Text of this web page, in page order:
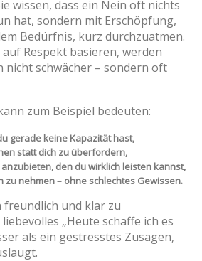
wissen, dass ein Nein oft nichts
hat, sondern mit Erschöpfung,
Bedürfnis, kurz durchzuatmen.
Respekt basieren, werden
nicht schwächer – sondern oft
zum Beispiel bedeuten:
gerade keine Kapazität hast,
statt dich zu überfordern,
den du wirklich leisten kannst,
zu nehmen – ohne schlechtes Gewissen.
freundlich und klar zu
„Heute schaffe ich es
als ein gestresstes Zusagen,